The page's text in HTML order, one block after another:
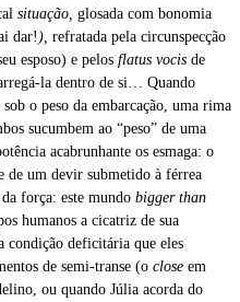
situação, glosada com bonomia
dar! ), refratada pela circunspecção
esposo) e pelos flatus vocis de
la dentro de si… Quando
o peso da embarcação, uma rima
sucumbem ao “peso” de uma
acabrunhante os esmaga: o
de um devir submetido à férrea
força: este mundo bigger than
humanos a cicatriz de sua
condição deficitária que eles
de semi-transe (o close em
ou quando Júlia acorda do